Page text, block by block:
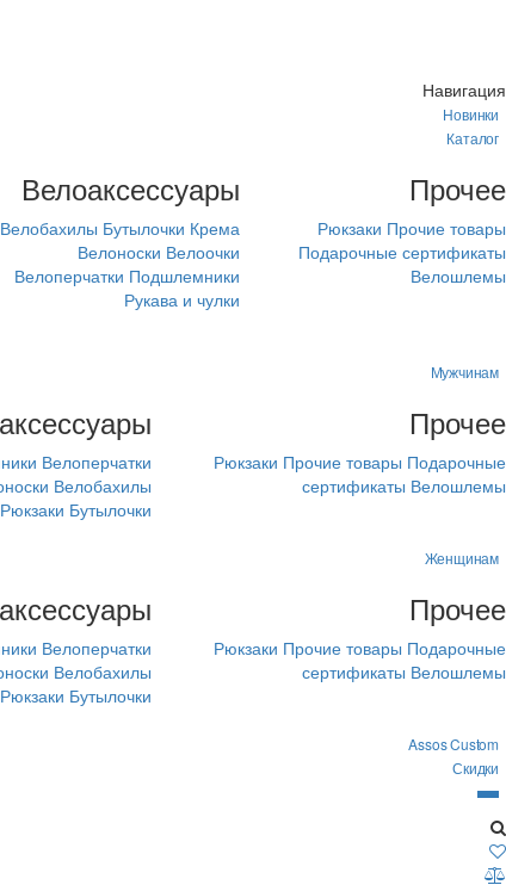
Навигация
Новинки
Каталог
Велоаксессуары
Велобахилы Бутылочки Крема
Велоноски Велоочки
Велоперчатки Подшлемники
Рукава и чулки
Прочее
Рюкзаки Прочие товары
Подарочные сертификаты
Велошлемы
Мужчинам
Велоперчатки
Велобахилы
Рюкзаки Бутылочки
Прочее
Рюкзаки Прочие товары Подарочные
сертификаты Велошлемы
Женщинам
Велоперчатки
Велобахилы
Рюкзаки Бутылочки
Прочее
Рюкзаки Прочие товары Подарочные
сертификаты Велошлемы
Assos Custom
Скидки